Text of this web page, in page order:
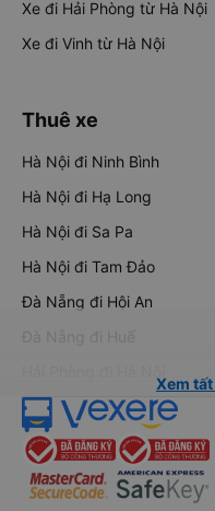
Xe đi Hải Phòng từ Hà Nội
Xe đi Vinh từ Hà Nội
Thuê xe
Hà Nội đi Ninh Bình
Hà Nội đi Hạ Long
Hà Nội đi Sa Pa
Hà Nội đi Tam Đảo
Đà Nẵng đi Hội An
Đà Nẵng đi Huế
Xem